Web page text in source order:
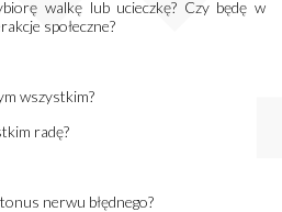
walkę lub ucieczkę? Czy będę w
społeczne?
wszystkim?
radę?
nerwu błędnego?